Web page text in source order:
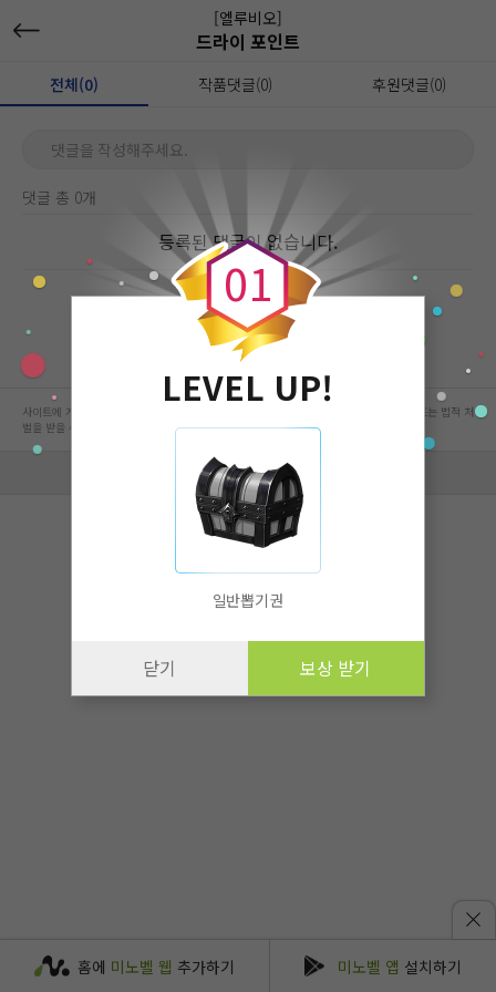
[엘루비오]
드라이 포인트
전체(0) 작품댓글(0) 후원댓글(0)
댓글을 작성해주세요.
댓글 총 0개
등록된 댓글이 없습니다.
0
0
1
LEVEL UP!
일반뽑기권
닫기 보상 받기
홈에 미노벨 웹 추가하기 미노벨 앱 설치하기
사이트에 게시된 컨텐츠는 저작권자의 권리가 있는 컨텐츠로서 무단 복제, 전송, 수정, 배포는 법적 처
벌을 받을 수 있습니다.
회사 정보 자세히 보기